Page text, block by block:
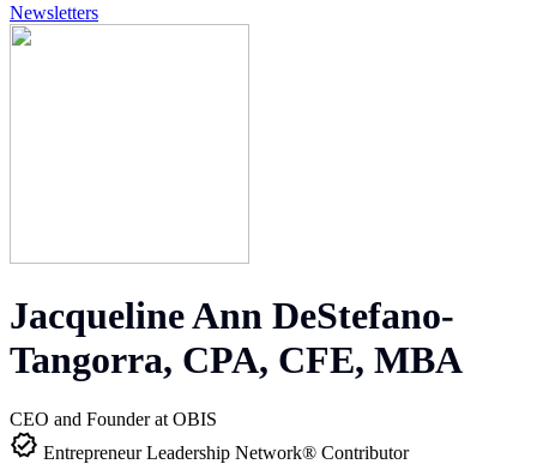
Newsletters
Jacqueline Ann DeStefano-
Tangorra, CPA, CFE, MBA
CEO and Founder at OBIS
Entrepreneur Leadership Network® Contributor